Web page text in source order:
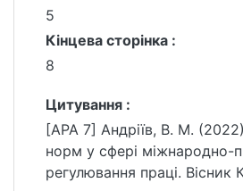
5
Кінцева сторінка :
8
Цитування :
[APA 7] Андріїв, В. М.
норм у сфері міжнародно-
регулювання праці. Вісник